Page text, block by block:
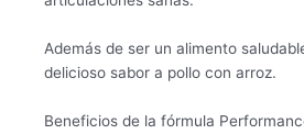
Además de ser un alimento
delicioso sabor a pollo con arroz.
Beneficios de la fórmula